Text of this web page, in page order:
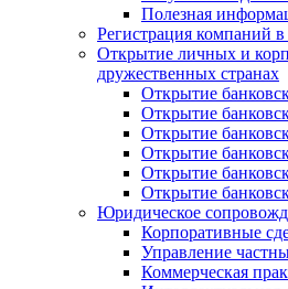
Полезная
Регистрация компаний в
Открытие личных и
дружественных странах
Открытие
Открытие
Открытие
Открытие
Открытие
Открытие
Юридическое
Корпоративные
Управление
Коммерческая